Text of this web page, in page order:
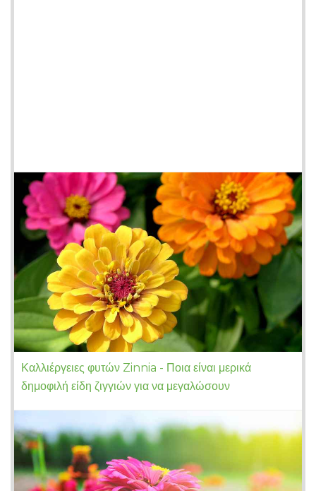
Καλλιέργειες φυτών Zinnia - Ποια είναι μερικά
δημοφιλή είδη ζιγγιών για να μεγαλώσουν